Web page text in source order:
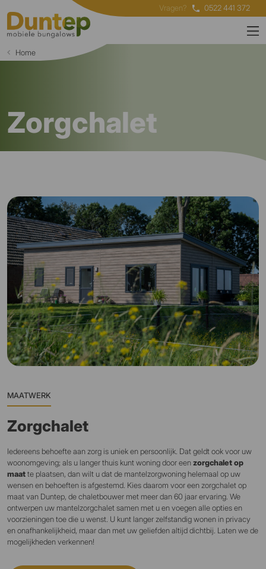
Vragen? 0522 441 372
Home
Zorgchalet
MAATWERK
Zorgchalet
Iedereens behoefte aan zorg is uniek en persoonlijk. Dat geldt ook voor uw
woonomgeving; als u langer thuis kunt woning door eenzorgchalet op
maatte plaatsen, dan wilt u dat de mantelzorgwoning helemaal op uw
wensen en behoeften is afgestemd. Kies daarom voor een zorgchalet op
maat van Duntep, de chaletbouwer met meer dan 60 jaar ervaring. We
ontwerpen uw mantelzorgchalet samen met u en voegen alle opties en
voorzieningen toe die u wenst. U kunt langer zelfstandig wonen in privacy
en onafhankelijkheid, maar dan met uw geliefden altijd dichtbij. Laten we de
mogelijkheden verkennen!